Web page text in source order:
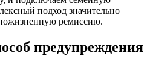
подход значительно
ремиссию.
предупреждения